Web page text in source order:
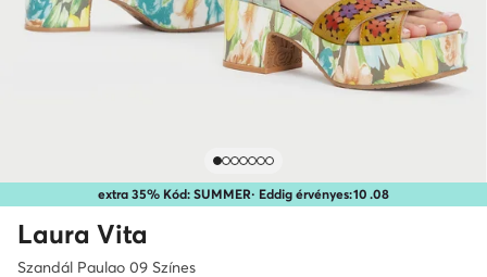
extra 35% Kód: SUMMER· Eddig érvényes:10 .08
Laura Vita
Szandál Paulao 09 Színes